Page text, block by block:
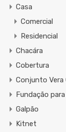
Casa
Comercial
Residencial
Chacára
Cobertura
Conjunto Vera
Fundação
Galpão
Kitnet